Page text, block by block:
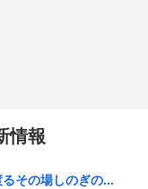
情報
その場しのぎの...